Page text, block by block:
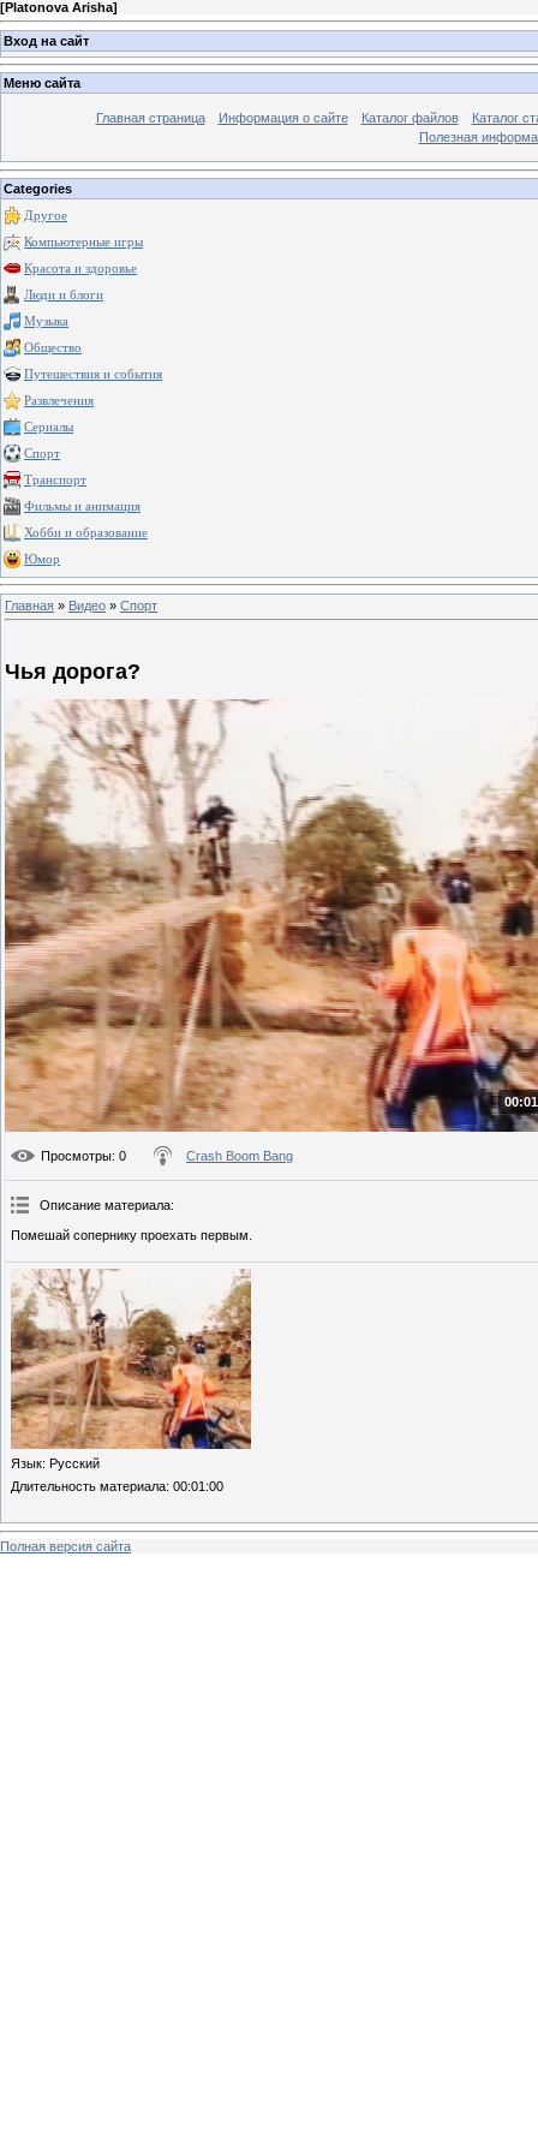
[Platonova Arisha]
Вход на сайт
Меню сайта
Главная страница Информация о сайте Каталог файлов
Каталог
Полезная
Categories
Другое
Компьютерные игры
Красота и здоровье
Люди и блоги
Музыка
Общество
Путешествия и события
Развлечения
Сериалы
Спорт
Транспорт
Фильмы и анимация
Хобби и образование
Юмор
Главная » Видео » Спорт
Чья дорога?
Просмотры: 0 Crash Boom Bang
Описание материала:
Помешай сопернику проехать первым.
Язык: Русский
Длительность материала: 00:01:00
Полная версия сайта